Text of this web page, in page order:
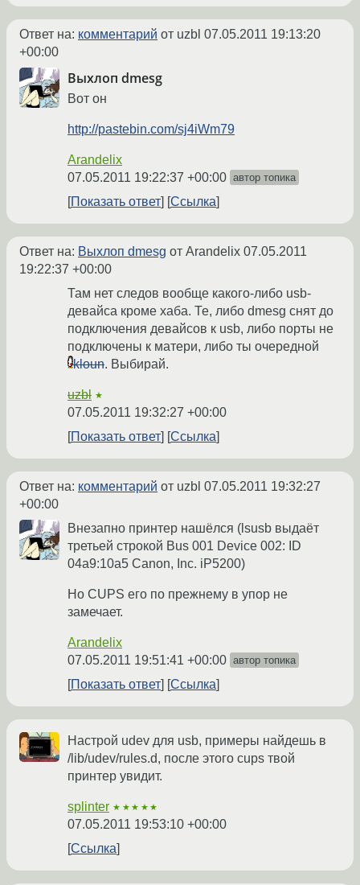
Ответ на: комментарий от uzbl 07.05.2011 19:13:20
+00:00
Выхлоп dmesg
Вот он
http://pastebin.com/sj4iWm79
Arandelix
07.05.2011 19:22:37 +00:00 автор топика
Показать ответ Ссылка
Ответ на: Выхлоп dmesg от Arandelix 07.05.2011
19:22:37 +00:00
Там нет следов вообще какого-либо usb-
девайса кроме хаба. Те, либо dmesg снят до
подключения девайсов к usb, либо порты не
подключены к матери, либо ты очередной
kloun. Выбирай.
uzbl ★
07.05.2011 19:32:27 +00:00
Показать ответ
Ссылка
Ответ на: комментарий от uzbl 07.05.2011 19:32:27
+00:00
Внезапно принтер нашёлся (lsusb выдаёт
третьей строкой Bus 001 Device 002: ID
04a9:10a5 Canon, Inc. iP5200)
Но CUPS его по прежнему в упор не
замечает.
Arandelix
07.05.2011 19:51:41 +00:00 автор топика
Показать ответ Ссылка
Настрой udev для usb, примеры найдешь в
/lib/udev/rules.d, после этого cups твой
принтер увидит.
splinter ★★★★★
07.05.2011 19:53:10 +00:00
Ссылка